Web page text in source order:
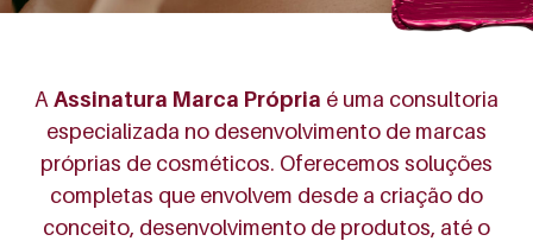
A Assinatura Marca Própria é uma consultoria
especializada no desenvolvimento de marcas
próprias de cosméticos. Oferecemos soluções
completas que envolvem desde a criação do
conceito, desenvolvimento de produtos, até o